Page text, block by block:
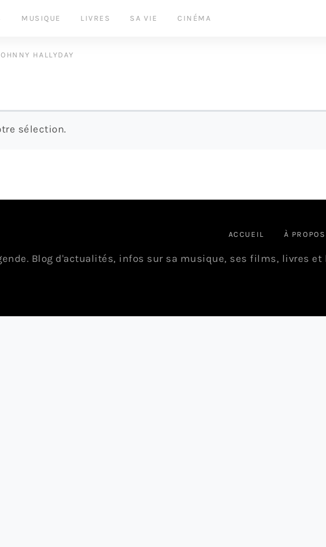
MUSIQUE LIVRES SA VIE CINÉMA
HALLYDAY
sélection.
ACCUEIL À PROPOS
Blog d'actualités, infos sur sa musique, ses films, livres et